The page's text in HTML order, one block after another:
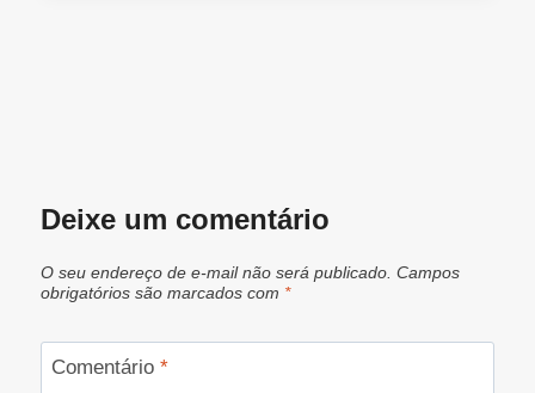
Deixe um comentário
O seu endereço de e-mail não será publicado. Campos
obrigatórios são marcados com *
Comentário *